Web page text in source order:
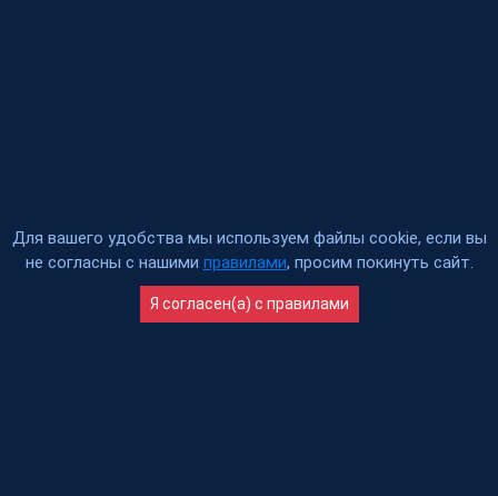
Для вашего удобства мы используем файлы cookie, если вы
не согласны с нашими правилами, просим покинуть сайт.
Я согласен(а) c правилами